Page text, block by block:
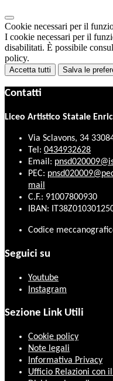
Cookie necessari per il
I cookie necessari per il
disabilitati. È possibile
policy.
Accetta tutti Salva le
Contatti
Liceo Artistico Statale
Via Sclavons, 34
Tel: 0434932628
Email:
PEC:
mail
C.F.: 91007800930
IBAN:
Codice
Seguici su
Youtube
Instagram
Sezione Link Utili
Cookie policy
Note legali
Informativa Privacy
Ufficio Relazioni con